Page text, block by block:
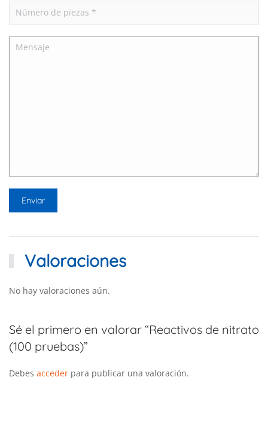
Valoraciones
No hay valoraciones aún.
Sé el primero en valorar “Reactivos de nitrato
(100 pruebas)”
Debes acceder para publicar una valoración.